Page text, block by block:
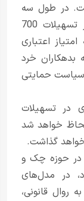
در طول سه
ماه گذشته، بدهی‌های غیرجاری ناشی از تسهیلات 700
اعتباری
خرد
سیاست حمایتی
در تسهیلات
لحاظ خواهد شد
خواهد گذاشت.
در حوزه چک و
در مدل‌های
روال قانونی،